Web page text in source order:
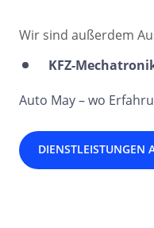
Wir sind außerdem
KFZ-
Auto May – wo
DIENSTLEISTUNGEN